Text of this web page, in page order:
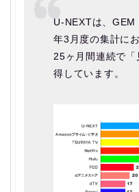
U-NEXTは、
年3月度の集計に
25ヶ月間連続で
得しています。